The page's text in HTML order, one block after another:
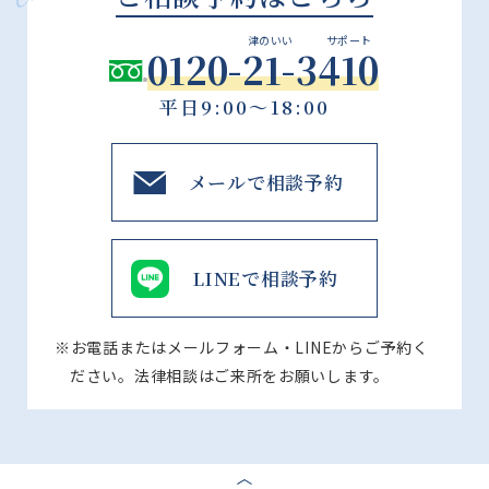
津のいい サポート
0120-21-3410
平日9:00～18:00
メールで相談予約
LINEで相談予約
※お電話またはメールフォーム・LINEからご予約く
ださい。法律相談はご来所をお願いします。